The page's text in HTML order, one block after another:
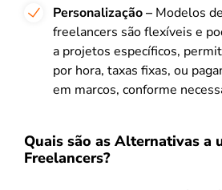
Personalização – Modelos
freelancers são flexíveis e
a projetos específicos,
por hora, taxas fixas, ou
em marcos, conforme
Quais são as Alternativas a
Freelancers?